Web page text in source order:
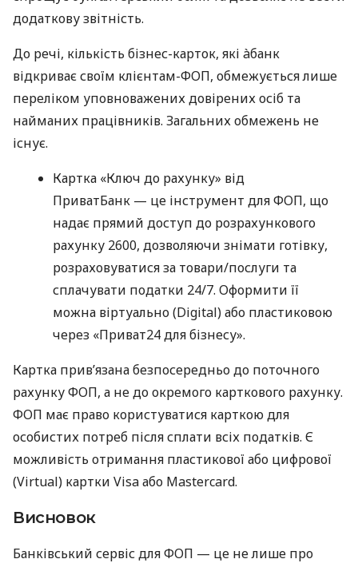
додаткову звітність.
До речі, кількість бізнес-карток, які àбанк
відкриває своїм клієнтам-ФОП, обмежується лише
переліком уповноважених довірених осіб та
найманих працівників. Загальних обмежень не
існує.
Картка «Ключ до рахунку» від
ПриватБанк — це інструмент для ФОП, що
надає прямий доступ до розрахункового
рахунку 2600, дозволяючи знімати готівку,
розраховуватися за товари/послуги та
сплачувати податки 24/7. Оформити її
можна віртуально (Digital) або пластиковою
через «Приват24 для бізнесу».
Картка прив’язана безпосередньо до поточного
рахунку ФОП, а не до окремого карткового рахунку.
ФОП має право користуватися карткою для
особистих потреб після сплати всіх податків. Є
можливість отримання пластикової або цифрової
(Virtual) картки Visa або Mastercard.
Висновок
Банківський сервіс для ФОП — це не лише про